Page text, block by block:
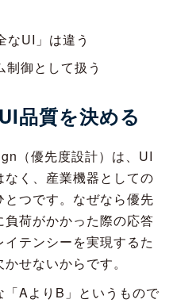
なUI」は違う
制御として扱う
品質を決める
（優先度設計）は、UI
く、産業機器としての
つです。なぜなら優先
荷がかかった際の応答
テンシーを実現するた
せないからです。
AよりB」というもので